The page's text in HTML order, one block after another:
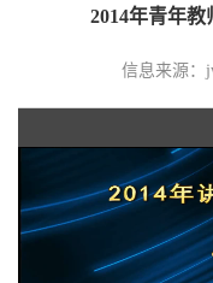
2014年青年教
信息来源：